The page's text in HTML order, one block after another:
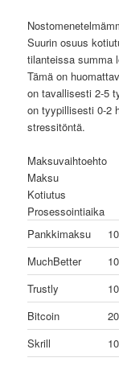
Suurin osuus
tilanteissa summa
Tämä on
on tavallisesti 2-5
on tyypillisesti 0-2
stressitöntä.
Maksuvaihtoehto
Maksu
Kotiutus
Prosessointiaika
Pankkimaksu
MuchBetter
Trustly
Bitcoin
Skrill